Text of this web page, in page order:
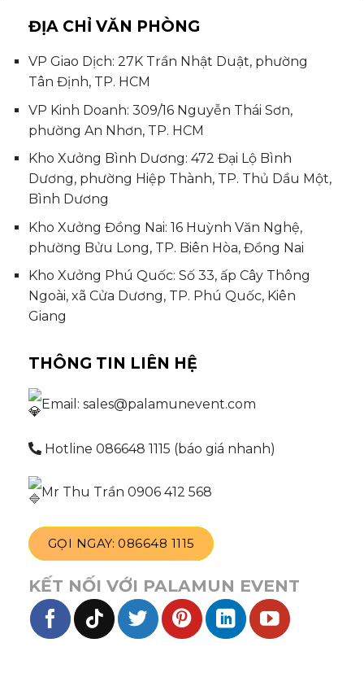
ĐỊA CHỈ VĂN PHÒNG
VP Giao Dịch: 27K Trần Nhật Duật, phường
Tân Định, TP. HCM
VP Kinh Doanh: 309/16 Nguyễn Thái Sơn,
phường An Nhơn, TP. HCM
Kho Xưởng Bình Dương: 472 Đại Lộ Bình
Dương, phường Hiệp Thành, TP. Thủ Dầu Một,
Bình Dương
Kho Xưởng Đồng Nai: 16 Huỳnh Văn Nghệ,
phường Bửu Long, TP. Biên Hòa, Đồng Nai
Kho Xưởng Phú Quốc: Số 33, ấp Cây Thông
Ngoài, xã Cửa Dương, TP. Phú Quốc, Kiên
Giang
THÔNG TIN LIÊN HỆ
Email: sales@palamunevent.com
Hotline 086648 1115 (báo giá nhanh)
Mr Thu Trần 0906 412 568
GỌI NGAY: 086648 1115
KẾT NỐI VỚI PALAMUN EVENT